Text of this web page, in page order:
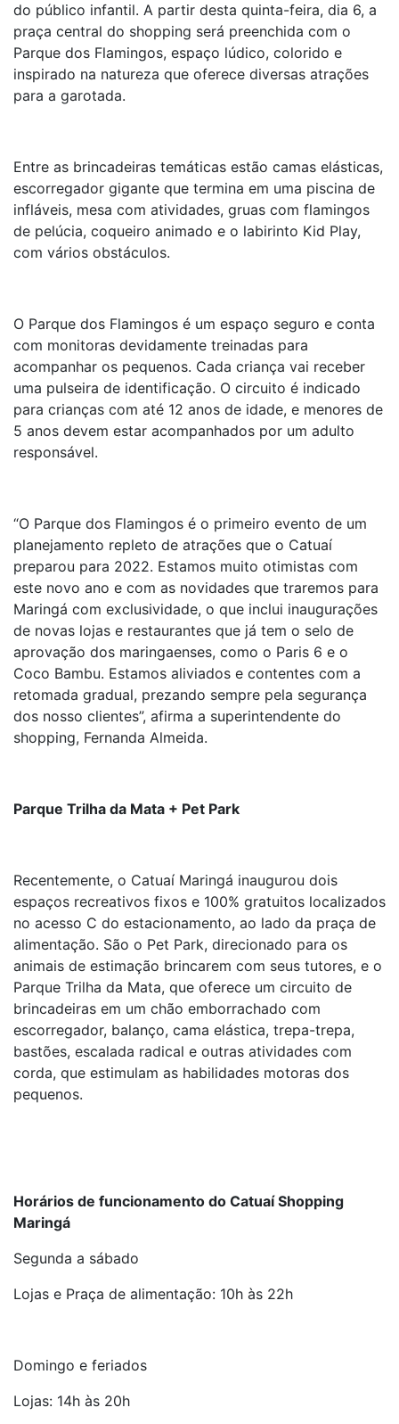
do público infantil. A partir desta quinta-feira, dia 6, a
praça central do shopping será preenchida com o
Parque dos Flamingos, espaço lúdico, colorido e
inspirado na natureza que oferece diversas atrações
para a garotada.
Entre as brincadeiras temáticas estão camas elásticas,
escorregador gigante que termina em uma piscina de
infláveis, mesa com atividades, gruas com flamingos
de pelúcia, coqueiro animado e o labirinto Kid Play,
com vários obstáculos.
O Parque dos Flamingos é um espaço seguro e conta
com monitoras devidamente treinadas para
acompanhar os pequenos. Cada criança vai receber
uma pulseira de identificação. O circuito é indicado
para crianças com até 12 anos de idade, e menores de
5 anos devem estar acompanhados por um adulto
responsável.
“O Parque dos Flamingos é o primeiro evento de um
planejamento repleto de atrações que o Catuaí
preparou para 2022. Estamos muito otimistas com
este novo ano e com as novidades que traremos para
Maringá com exclusividade, o que inclui inaugurações
de novas lojas e restaurantes que já tem o selo de
aprovação dos maringaenses, como o Paris 6 e o
Coco Bambu. Estamos aliviados e contentes com a
retomada gradual, prezando sempre pela segurança
dos nosso clientes”, afirma a superintendente do
shopping, Fernanda Almeida.
Parque Trilha da Mata + Pet Park
Recentemente, o Catuaí Maringá inaugurou dois
espaços recreativos fixos e 100% gratuitos localizados
no acesso C do estacionamento, ao lado da praça de
alimentação. São o Pet Park, direcionado para os
animais de estimação brincarem com seus tutores, e o
Parque Trilha da Mata, que oferece um circuito de
brincadeiras em um chão emborrachado com
escorregador, balanço, cama elástica, trepa-trepa,
bastões, escalada radical e outras atividades com
corda, que estimulam as habilidades motoras dos
pequenos.
Horários de funcionamento do Catuaí Shopping
Maringá
Segunda a sábado
Lojas e Praça de alimentação: 10h às 22h
Domingo e feriados
Lojas: 14h às 20h